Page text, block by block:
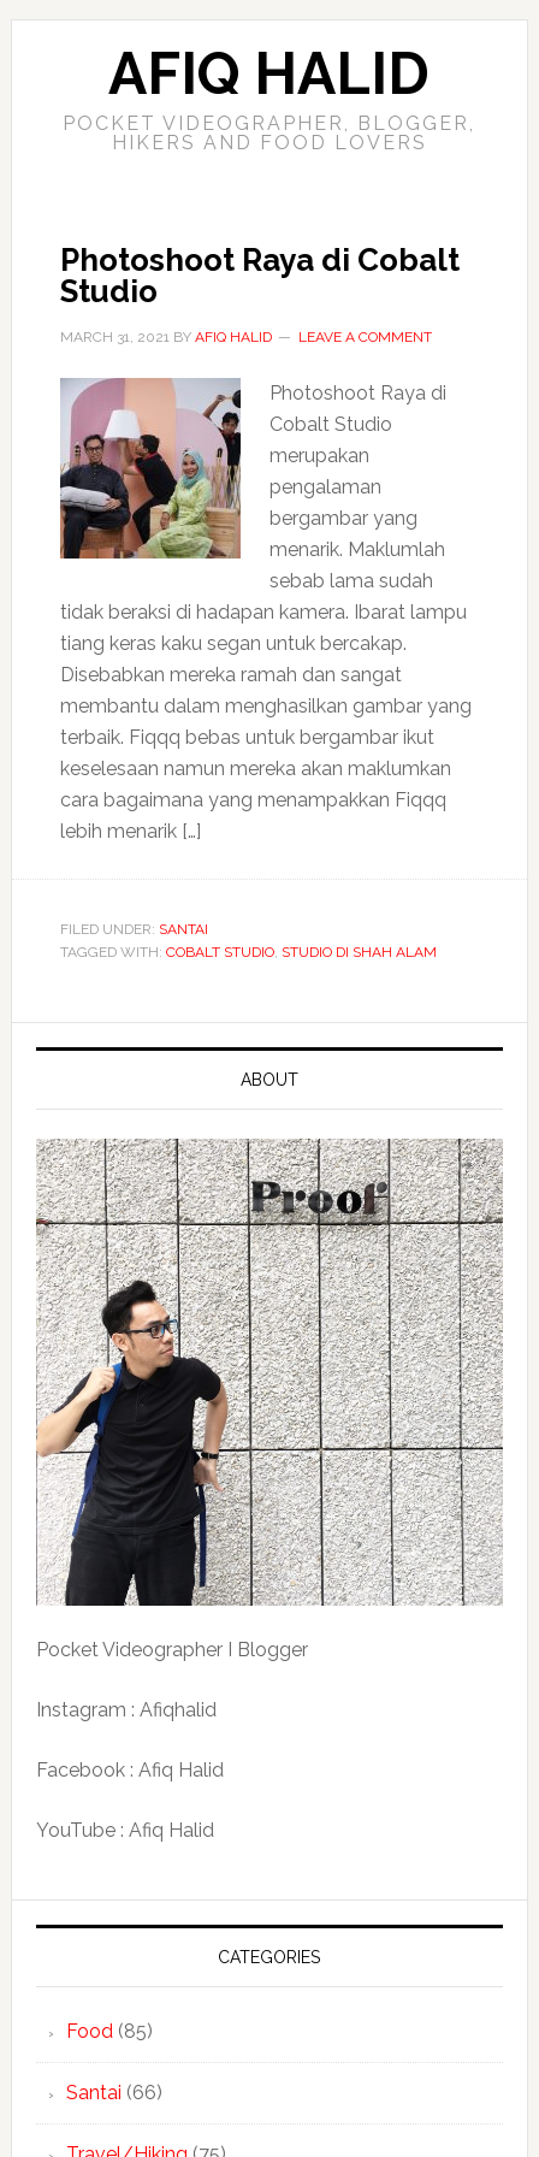
AFIQ HALID
POCKET VIDEOGRAPHER, BLOGGER,
HIKERS AND FOOD LOVERS
Photoshoot Raya di Cobalt
Studio
MARCH 31, 2021BY AFIQ HALID LEAVE A COMMENT
Photoshoot Raya di
Cobalt Studio
merupakan
pengalaman
bergambar yang
menarik. Maklumlah
sebab lama sudah
tidak beraksi di hadapan kamera. Ibarat lampu
tiang keras kaku segan untuk bercakap.
Disebabkan mereka ramah dan sangat
membantu dalam menghasilkan gambar yang
terbaik. Fiqqq bebas untuk bergambar ikut
keselesaan namun mereka akan maklumkan
cara bagaimana yang menampakkan Fiqqq
lebih menarik […]
FILED UNDER: SANTAI
TAGGED WITH: COBALT STUDIO, STUDIO DI SHAH ALAM
ABOUT
Pocket Videographer I Blogger
Instagram : Afiqhalid
Facebook : Afiq Halid
YouTube : Afiq Halid
CATEGORIES
Food(85)
Santai (66)